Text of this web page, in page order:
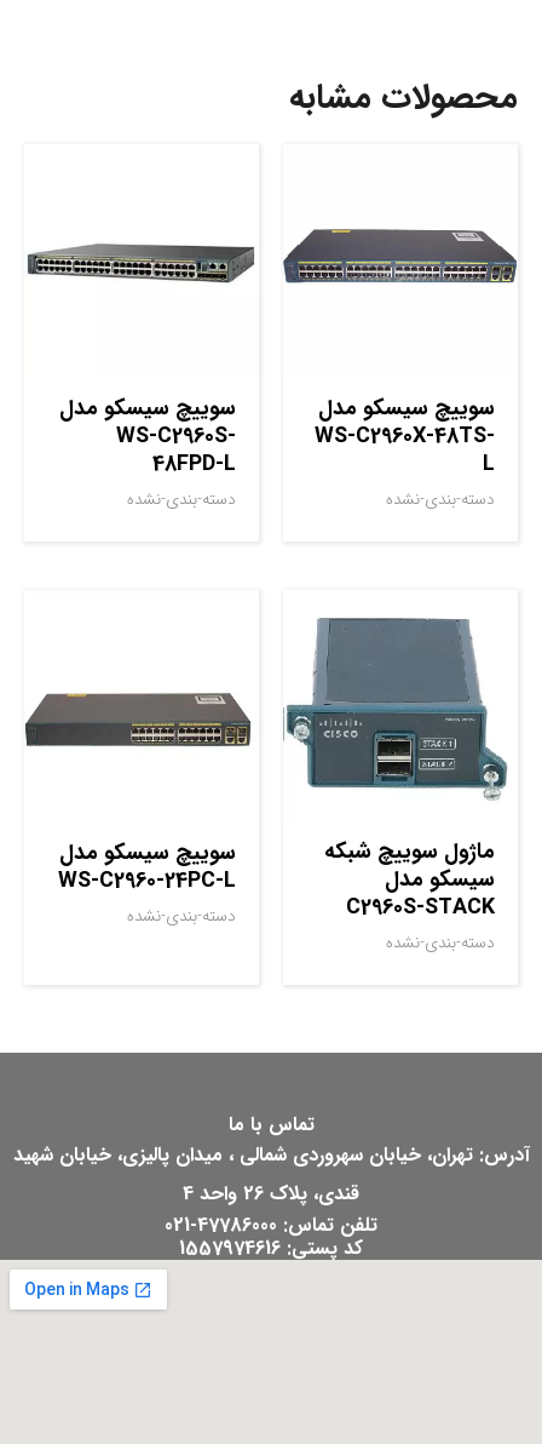
محصولات مشابه
سوييچ سيسکو مدل
WS-C2960X-48TS-
L
دسته-بندی-نشده
سوييچ سيسکو مدل
WS-C2960S-
48FPD-L
دسته-بندی-نشده
ماژول سوييچ شبکه
سيسکو مدل
C2960S-STACK
دسته-بندی-نشده
سوييچ سيسکو مدل
WS-C2960-24PC-L
دسته-بندی-نشده
تماس با ما
آدرس: تهران، خیابان سهروردی شمالی ، میدان پالیزی، خیابان شهید
قندی، پلاک 26 واحد 4
تلفن تماس: 47786000-021
کد پستی: 1557974616